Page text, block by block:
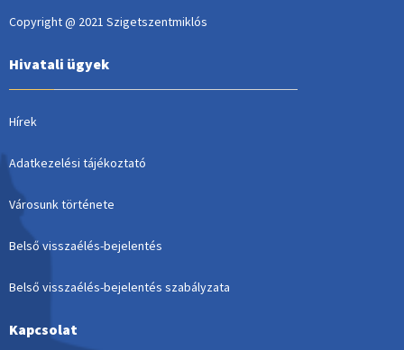
Copyright @ 2021 Szigetszentmiklós
Hivatali ügyek
Hírek
Adatkezelési tájékoztató
Városunk története
Belső visszaélés-bejelentés
Belső visszaélés-bejelentés szabályzata
Kapcsolat